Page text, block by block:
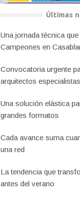
Últimas
Una jornada técnica
Campeones en
Convocatoria urgente
arquitectos
Una solución elástica
grandes formatos
Cada avance suma
una red
La tendencia que
antes del verano